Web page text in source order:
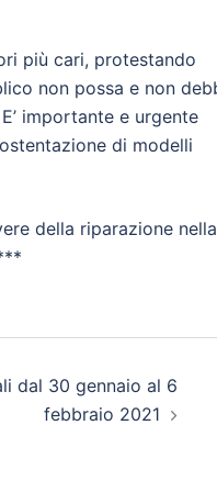
più cari, protestando
non possa e non
importante e urgente
di modelli
della riparazione nella
dal 30 gennaio al 6
febbraio 2021